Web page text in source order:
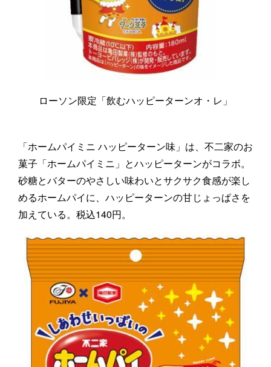
ローソン限定「飲むハッピーターンオ・レ」
「ホームパイミニ ハッピーターン味」は、不二家のお
菓子「ホームパイミニ」とハッピーターンがコラボ。
砂糖とバターのやさしい味わいとサクサク食感が楽し
めるホームパイに、ハッピーターンの甘じょっぱさを
加えている。税込140円。